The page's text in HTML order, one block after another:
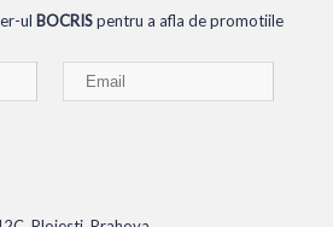
ul BOCRISpentru a afla de promotiile